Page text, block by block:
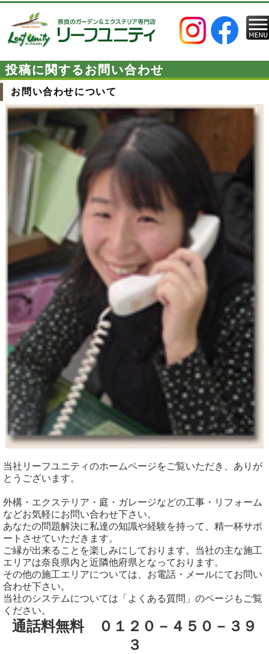
投稿に関するお問い合わせ
お問い合わせについて
当社リーフユニティのホームページをご覧いただき、ありが
とうございます。
外構・エクステリア・庭・ガレージなどの工事・リフォーム
などお気軽にお問い合わせ下さい。
あなたの問題解決に私達の知識や経験を持って、精一杯サポ
ートさせていただきます。
ご縁が出来ることを楽しみにしております。当社の主な施工
エリアは奈良県内と近隣他府県となっております。
その他の施工エリアについては、お電話・メールにてお問い
合わせ下さい。
当社のシステムについては「よくある質問」のページもご覧
ください。
通話料無料 ０１２０－４５０－３９
３